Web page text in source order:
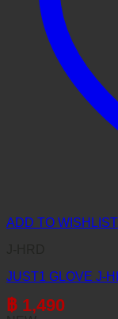
ADD TO WISHLIST
JUST1 GLOVE J-
฿ 1,490